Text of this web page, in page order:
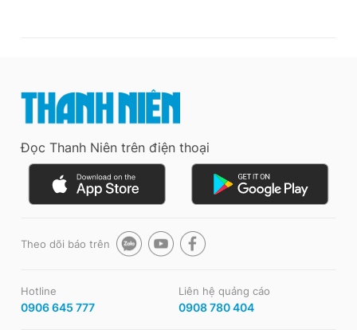
Đọc Thanh Niên trên điện thoại
Theo dõi báo trên
Hotline
0906 645 777
Liên hệ quảng cáo
0908 780 404